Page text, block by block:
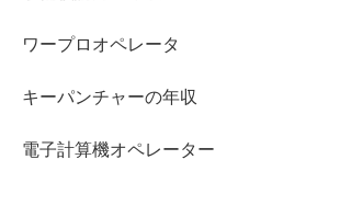
ワープロオペレータ
キーパンチャーの年収
電子計算機オペレーター